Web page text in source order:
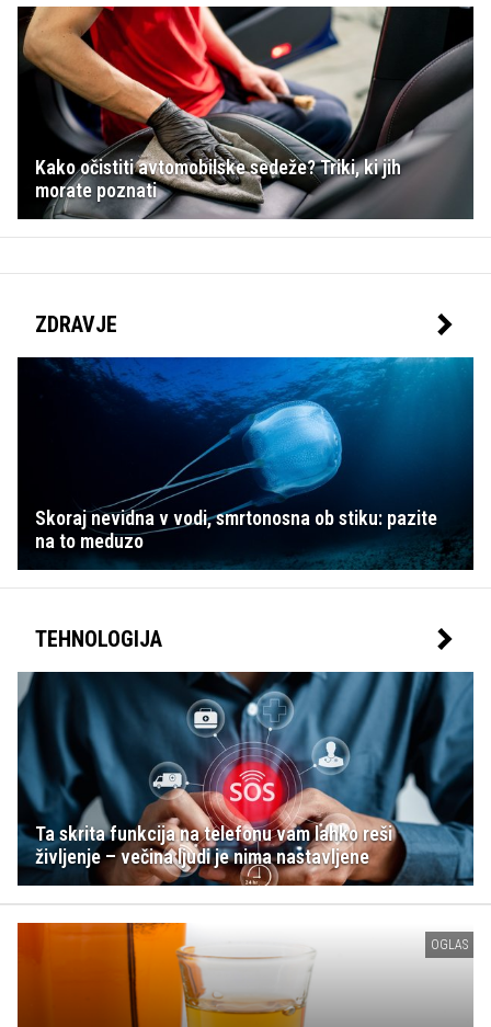
Kako očistiti avtomobilske sedeže? Triki, ki jih
morate poznati
ZDRAVJE
Skoraj nevidna v vodi, smrtonosna ob stiku: pazite
na to meduzo
TEHNOLOGIJA
Ta skrita funkcija na telefonu vam lahko reši
življenje – večina ljudi je nima nastavljene
OGLAS